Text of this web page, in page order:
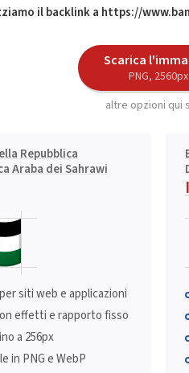
il backlink a https://
Scarica
PNG, 2560px
altre opzioni qui
Repubblica
Araba dei Sahrawi
siti web e applicazioni
effetti e rapporto fisso
a 256px
in PNG e WebP